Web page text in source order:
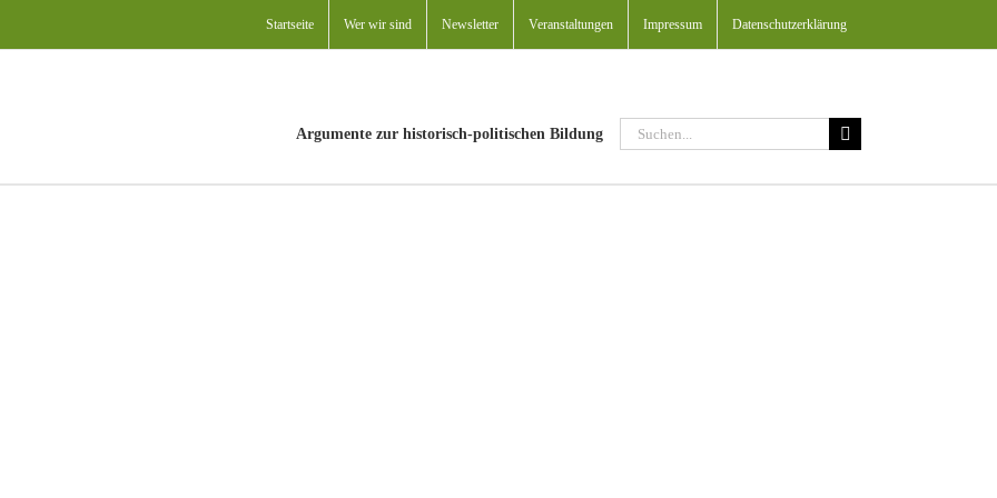
Startseite Wer wir sind Newsletter Veranstaltungen Impressum Datenschutzerklärung
Argumente zur historisch-politischen Bildung
Suche
nach: